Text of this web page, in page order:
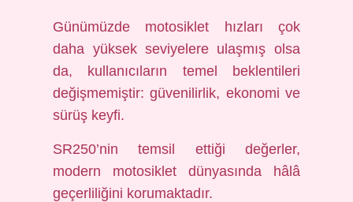
Günümüzde motosiklet hızları çok
daha yüksek seviyelere ulaşmış olsa
da, kullanıcıların temel beklentileri
değişmemiştir: güvenilirlik, ekonomi ve
sürüş keyfi.
SR250’nin temsil ettiği değerler,
modern motosiklet dünyasında hâlâ
geçerliliğini korumaktadır.